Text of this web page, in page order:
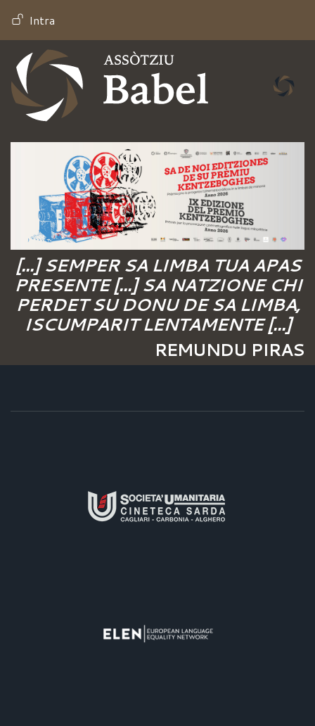
contenuto
principale
MENU PROFILO UTENTE
Intra
[...] SEMPER SA LIMBA TUA APAS
PRESENTE [...] SA NATZIONE CHI
PERDET SU DONU DE SA LIMBA,
ISCUMPARIT LENTAMENTE [...]
REMUNDU PIRAS